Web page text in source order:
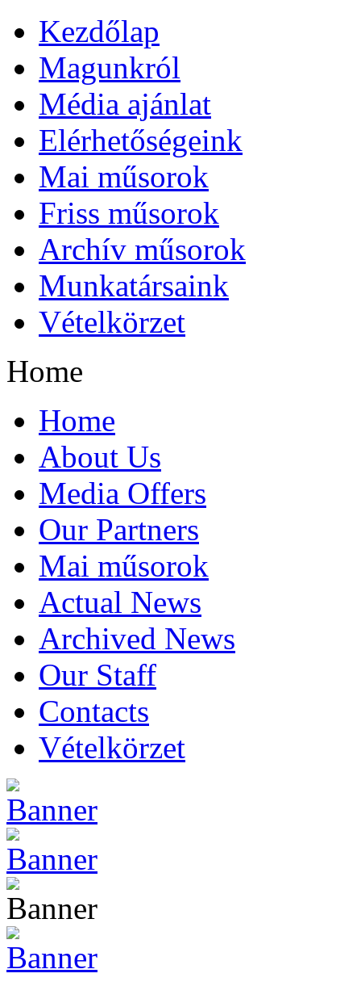
Kezdőlap
Magunkról
Média ajánlat
Elérhetőségeink
Mai műsorok
Friss műsorok
Archív műsorok
Munkatársaink
Vételkörzet
Home
Home
About Us
Media Offers
Our Partners
Mai műsorok
Actual News
Archived News
Our Staff
Contacts
Vételkörzet